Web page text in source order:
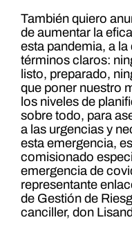
También quiero
de aumentar la
esta pandemia, a la
términos claros:
listo, preparado,
que poner nuestro
los niveles de
sobre todo, para
a las urgencias y
esta emergencia,
comisionado
emergencia de
representante
de Gestión de
canciller, don